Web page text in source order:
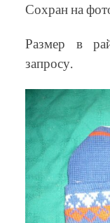
Сохран на
Размер в
запросу.